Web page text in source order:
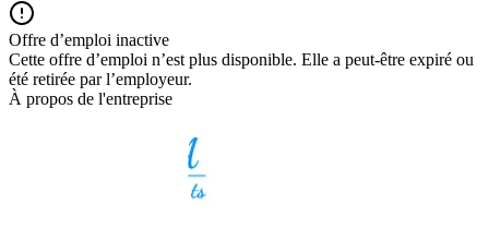
Offre d’emploi inactive
Cette offre d’emploi n’est plus disponible. Elle a peut-être expiré ou
été retirée par l’employeur.
À propos de l'entreprise